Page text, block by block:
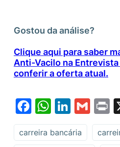
Gostou da análise?
Clique aqui para saber
Anti-Vacilo na Entrevista
conferir a oferta atual.
Facebook
carreira bancária